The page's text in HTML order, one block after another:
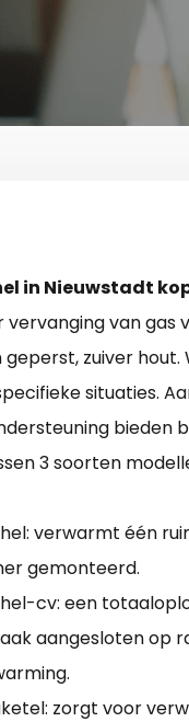
in Nieuwstadt
van gas
zuiver
situaties.
bieden
3 soorten
verwarmt één
gemonteerd.
cv: een
aangesloten op
zorgt voor